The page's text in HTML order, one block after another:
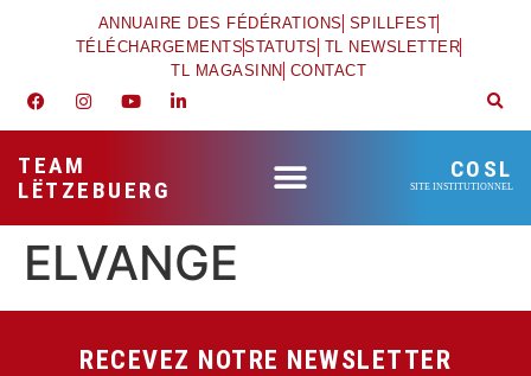
ANNUAIRE DES FÉDÉRATIONS SPILLFEST
TÉLÉCHARGEMENTSSTATUTS TL NEWSLETTER
TL MAGASINN CONTACT
TEAM
LËTZEBUERG
COSL
SITE INSTITUTIONNEL
ELVANGE
RECEVEZ NOTRE NEWSLETTER